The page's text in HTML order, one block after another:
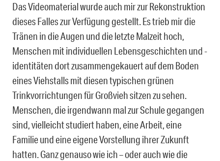
Das Videomaterial wurde auch mir zur Rekonstruktion
dieses Falles zur Verfügung gestellt. Es trieb mir die
Tränen in die Augen und die letzte Malzeit hoch,
Menschen mit individuellen Lebensgeschichten und -
identitäten dort zusammengekauert auf dem Boden
eines Viehstalls mit diesen typischen grünen
Trinkvorrichtungen für Großvieh sitzen zu sehen.
Menschen, die irgendwann mal zur Schule gegangen
sind, vielleicht studiert haben, eine Arbeit, eine
Familie und eine eigene Vorstellung ihrer Zukunft
hatten. Ganz genauso wie ich – oder auch wie die